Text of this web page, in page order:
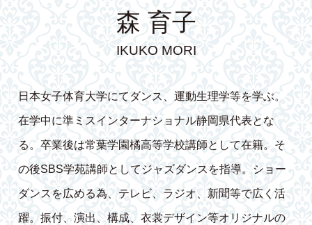
森 育子
IKUKO MORI
日本女子体育大学にてダンス、運動生理学等を学ぶ。
在学中に準ミスインターナショナル静岡県代表とな
る。卒業後は常葉学園橘高等学校講師として在籍。そ
の後SBS学苑講師としてジャズダンスを指導。ショー
ダンスを広める為、テレビ、ラジオ、新聞等で広く活
躍。振付、演出、構成、衣裳デザイン等オリジナルの